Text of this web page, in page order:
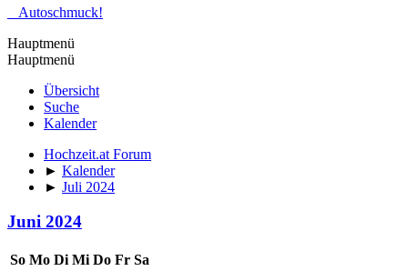
Autoschmuck!
Hauptmenü
Hauptmenü
Übersicht
Suche
Kalender
Hochzeit.at Forum
► Kalender
► Juli 2024
Juni 2024
So Mo Di Mi Do Fr Sa